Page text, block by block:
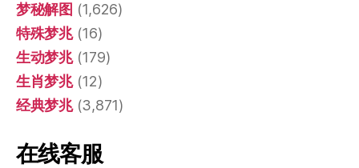
梦秘解图 (1,626)
特殊梦兆(16)
生动梦兆(179)
生肖梦兆(12)
经典梦兆(3,871)
在线客服